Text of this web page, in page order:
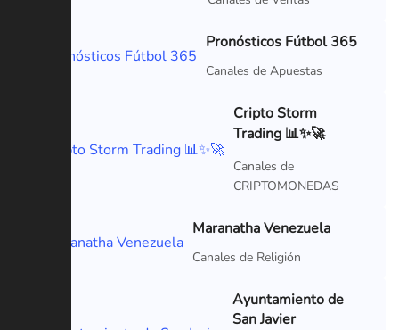
Pronósticos Fútbol 365
Canales de Apuestas
Cripto Storm
Trading 📊✨🚀
Canales de
CRIPTOMONEDAS
Maranatha Venezuela
Canales de Religión
Ayuntamiento de
San Javier